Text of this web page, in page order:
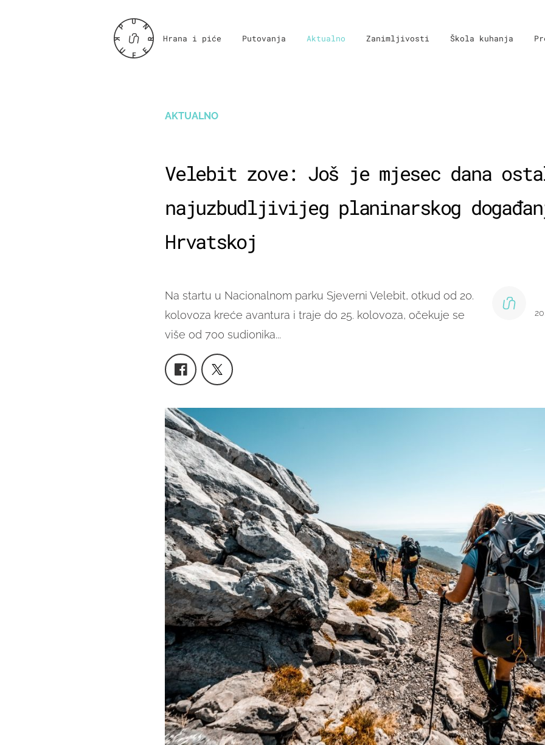
Hrana i piće Putovanja Aktualno Zanimljivosti Škola kuhanja
AKTUALNO
Velebit zove: Još je mjesec dana
najuzbudljivijeg planinarskog
Hrvatskoj
Na startu u Nacionalnom parku Sjeverni Velebit, otkud od 20.
kolovoza kreće avantura i traje do 25. kolovoza, očekuje se
više od 700 sudionika...